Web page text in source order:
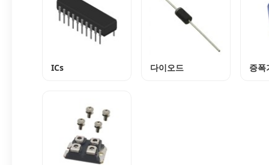
ICs 다이오드 증폭